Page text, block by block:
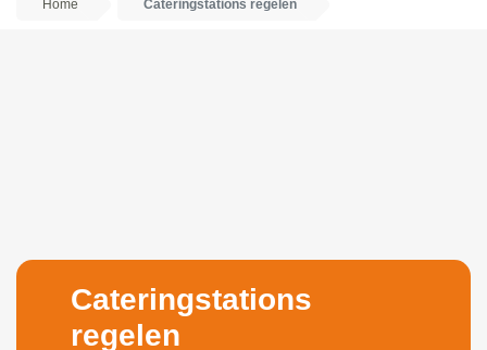
Home Cateringstations regelen
Cateringstations
regelen